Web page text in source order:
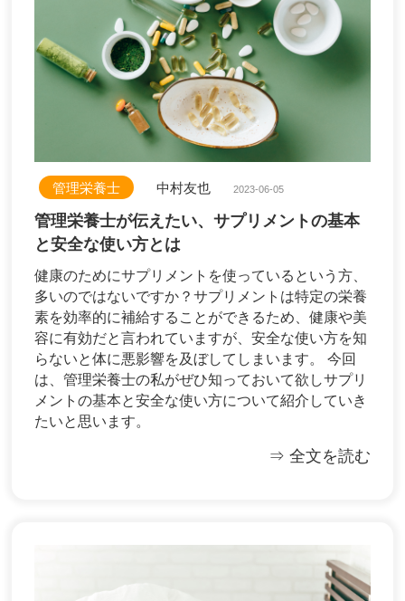
管理栄養士 中村友也 2023-06-05
管理栄養士が伝えたい、サプリメントの基本
と安全な使い方とは
健康のためにサプリメントを使っているという方、
多いのではないですか？サプリメントは特定の栄養
素を効率的に補給することができるため、健康や美
容に有効だと言われていますが、安全な使い方を知
らないと体に悪影響を及ぼしてしまいます。 今回
は、管理栄養士の私がぜひ知っておいて欲しサプリ
メントの基本と安全な使い方について紹介していき
たいと思います。
⇒ 全文を読む